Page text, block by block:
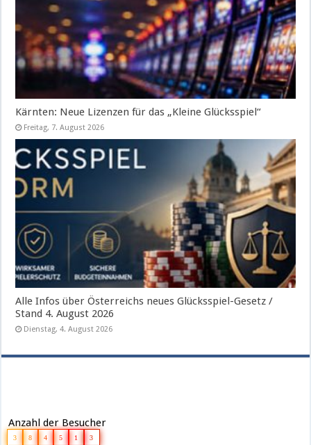
Kärnten: Neue Lizenzen für das „Kleine Glücksspiel“
Freitag, 7. August 2026
Alle Infos über Österreichs neues Glücksspiel-Gesetz /
Stand 4. August 2026
Dienstag, 4. August 2026
Anzahl der Besucher
3 8 4 5 1 3